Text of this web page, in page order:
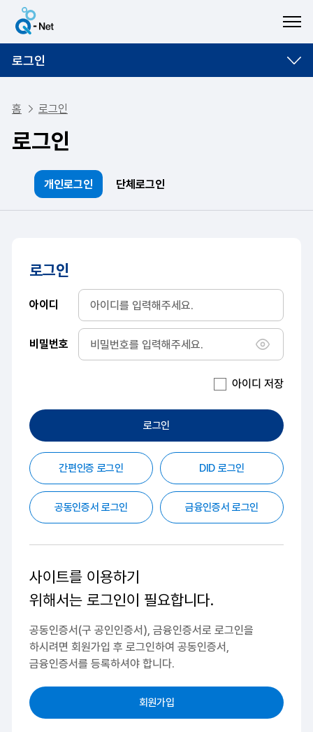
로그인
홈 로그인
로그인
개인로그인 단체로그인
로그인
아이디
비밀번호
비밀번호
아이디 저장
로그인
간편인증 로그인 DID 로그인
공동인증서 로그인 금융인증서 로그인
사이트를 이용하기
위해서는 로그인이 필요합니다.
공동인증서(구 공인인증서), 금융인증서로 로그인을
하시려면 회원가입 후 로그인하여 공동인증서,
금융인증서를 등록하셔야 합니다.
회원가입